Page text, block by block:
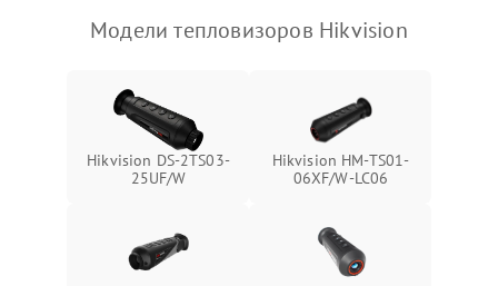
Модели тепловизоров Hikvision
Hikvision DS-2TS03-
25UF/W
Hikvision HM-TS01-
06XF/W-LC06